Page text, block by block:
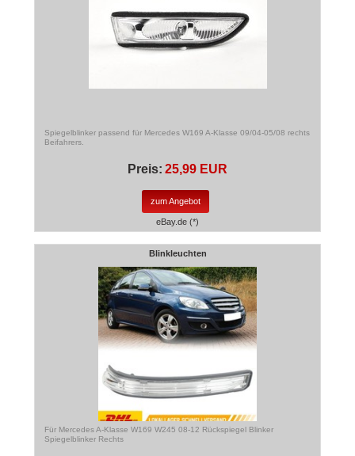
Spiegelblinker passend für Mercedes W169 A-Klasse 09/04-05/08 rechts
Beifahrers.
Preis: 25,99 EUR
zum Angebot
eBay.de (*)
Blinkleuchten
Für Mercedes A-Klasse W169 W245 08-12 Rückspiegel Blinker
Spiegelblinker Rechts